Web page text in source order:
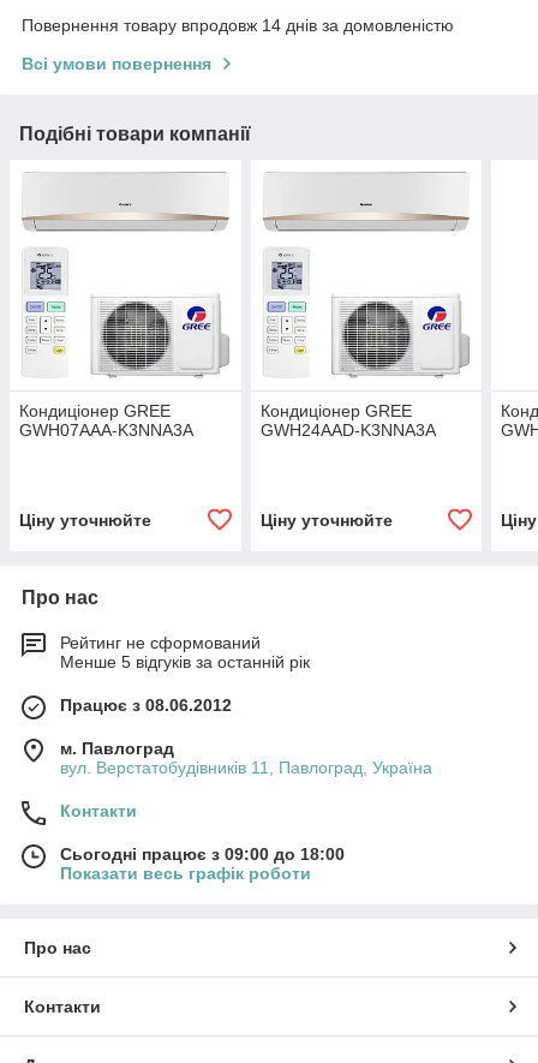
Повернення товару впродовж 14 днів за домовленістю
Всі умови повернення
Подібні товари компанії
Кондиціонер GREE
GWH07AAA-K3NNA3A
Ціну уточнюйте
Кондиціонер GREE
GWH24AAD-K3NNA3A
Ціну уточнюйте
Про нас
Рейтинг не сформований
Менше 5 відгуків за останній рік
Працює з 08.06.2012
м. Павлоград
вул. Верстатобудівників 11, Павлоград, Україна
Контакти
Сьогодні працює з 09:00 до 18:00
Показати весь графік роботи
Про нас
Контакти